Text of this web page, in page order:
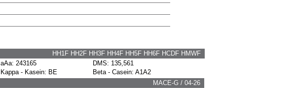
HH1F HH2F HH3F HH4F HH5F HH6F HCDF HMWF
aAa: 243165
DMS: 135,561
Kappa - Kasein: BE
Beta - Casein: A1A2
MACE-G / 04-26